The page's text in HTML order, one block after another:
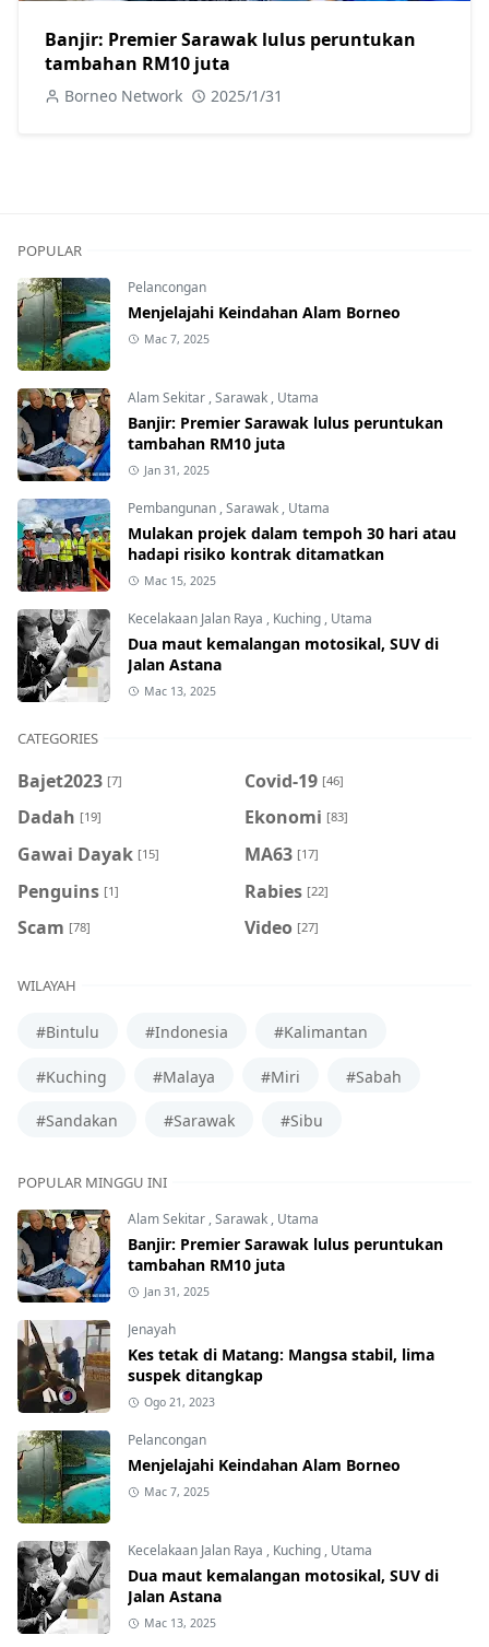
Banjir: Premier Sarawak lulus peruntukan
tambahan RM10 juta
Borneo Network 2025/1/31
POPULAR
Pelancongan
Menjelajahi Keindahan Alam Borneo
Mac 7, 2025
Alam Sekitar ,Sarawak , Utama
Banjir: Premier Sarawak lulus peruntukan
tambahan RM10 juta
Jan 31, 2025
Pembangunan ,Sarawak , Utama
Mulakan projek dalam tempoh 30 hari atau
hadapi risiko kontrak ditamatkan
Mac 15, 2025
Kecelakaan Jalan Raya , Kuching , Utama
Dua maut kemalangan motosikal, SUV di
Jalan Astana
Mac 13, 2025
CATEGORIES
Bajet2023 [7] Covid-19 [46]
Dadah [19] Ekonomi [83]
Gawai Dayak [15] MA63 [17]
Penguins [1] Rabies [22]
Scam [78] Video [27]
WILAYAH
#Bintulu #Indonesia #Kalimantan
#Kuching #Malaya #Miri #Sabah
#Sandakan #Sarawak #Sibu
POPULAR MINGGU INI
Alam Sekitar ,Sarawak , Utama
Banjir: Premier Sarawak lulus peruntukan
tambahan RM10 juta
Jan 31, 2025
Jenayah
Kes tetak di Matang: Mangsa stabil, lima
suspek ditangkap
Ogo 21, 2023
Pelancongan
Menjelajahi Keindahan Alam Borneo
Mac 7, 2025
Kecelakaan Jalan Raya , Kuching , Utama
Dua maut kemalangan motosikal, SUV di
Jalan Astana
Mac 13, 2025